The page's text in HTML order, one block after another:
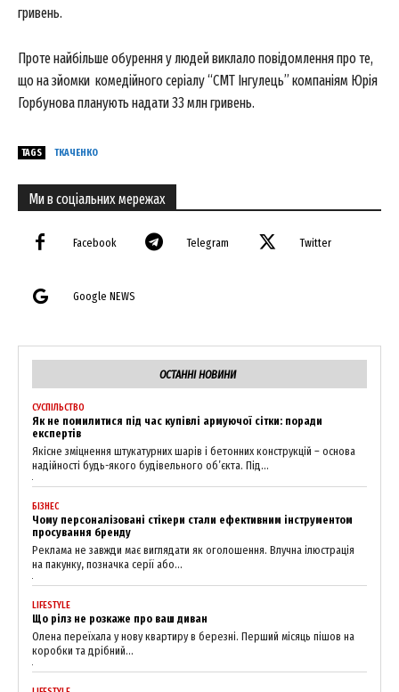
News Week
Magazine PRO
гривень.
Проте найбільше обурення у людей виклало повідомлення про те,
що на зйомки комедійного серіалу “СМТ Інгулець” компаніям Юрія
Горбунова планують надати 33 млн гривень.
TAGS ТКАЧЕНКО
Ми в соціальних мережах
Facebook Telegram Twitter
Google NEWS
ОСТАННІ НОВИНИ
СУСПІЛЬСТВО
Як не помилитися під час купівлі армуючої сітки: поради
експертів
Якісне зміцнення штукатурних шарів і бетонних конструкцій – основа
надійності будь-якого будівельного об’єкта. Під...
БІЗНЕС
Чому персоналізовані стікери стали ефективним інструментом
просування бренду
Реклама не завжди має виглядати як оголошення. Влучна ілюстрація
на пакунку, позначка серії або...
LIFESTYLE
Що рілз не розкаже про ваш диван
Олена переїхала у нову квартиру в березні. Перший місяць пішов на
коробки та дрібний...